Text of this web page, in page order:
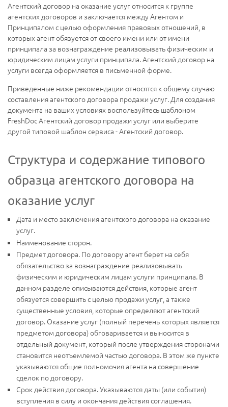
Агентский договор на оказание услуг относится к группе
агентских договоров и заключается между Агентом и
Принципалом с целью оформления правовых отношений, в
которых агент обязуется от своего имени или от имени
принципала за вознаграждение реализовывать физическим и
юридическим лицам услуги принципала. Агентский договор на
услуги всегда оформляется в письменной форме.
Приведенные ниже рекомендации относятся к общему случаю
составления агентского договора продажи услуг. Для создания
документа на ваших условиях воспользуйтесь шаблоном
FreshDoc Агентский договор продажи услуг или выберите
другой типовой шаблон сервиса - Агентский договор.
Структура и содержание типового
образца агентского договора на
оказание услуг
Дата и место заключения агентского договора на оказание
услуг.
Наименование сторон.
Предмет договора. По договору агент берет на себя
обязательство за вознаграждение реализовывать
физическим и юридическим лицам услуги принципала. В
данном разделе описываются действия, которые агент
обязуется совершить с целью продажи услуг, а также
существенные условия, которые определяют агентский
договор. Оказание услуг (полный перечень которых является
предметом договора) обговаривается и выносится в
отдельный документ, который после утверждения сторонами
становится неотъемлемой частью договора. В этом же пункте
указываются общие полномочия агента на совершение
сделок по договору.
Срок действия договора. Указываются даты (или события)
вступления в силу и окончания действия соглашения.